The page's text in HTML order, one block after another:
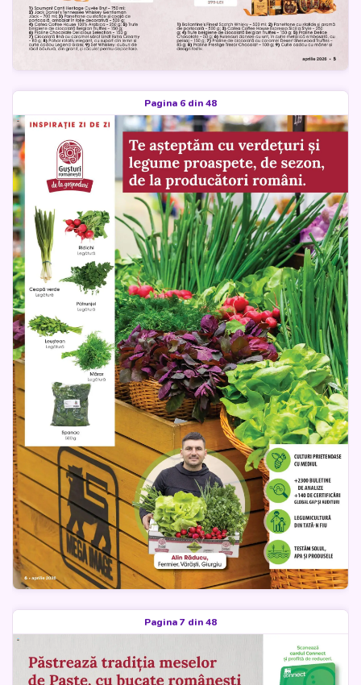
Pagina 6 din 48
Pagina 7 din 48